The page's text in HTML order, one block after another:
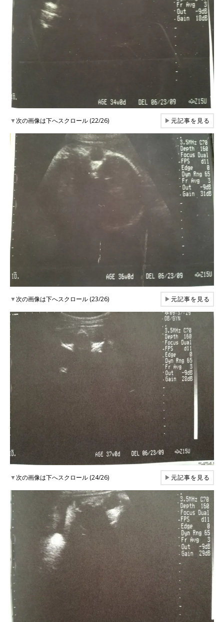
▼次の画像は下へスクロール (22/26) ▶元記事を見る
▼次の画像は下へスクロール (23/26) ▶元記事を見る
▼次の画像は下へスクロール (24/26) ▶元記事を見る